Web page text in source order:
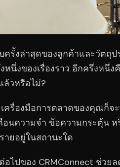
รั้งล่าสุดของลูกค้าและวัตถุป
นึ่งของเรื่องราว อีกครึ่งหนึ่ง
ล้วหรือไม่?
ครื่องมือการตลาดของคุณก็จ
นความจำ ข้อความกระตุ้น ห
ายอยู่ในสถานะใด
ไปของ CRMConnect ช่วย